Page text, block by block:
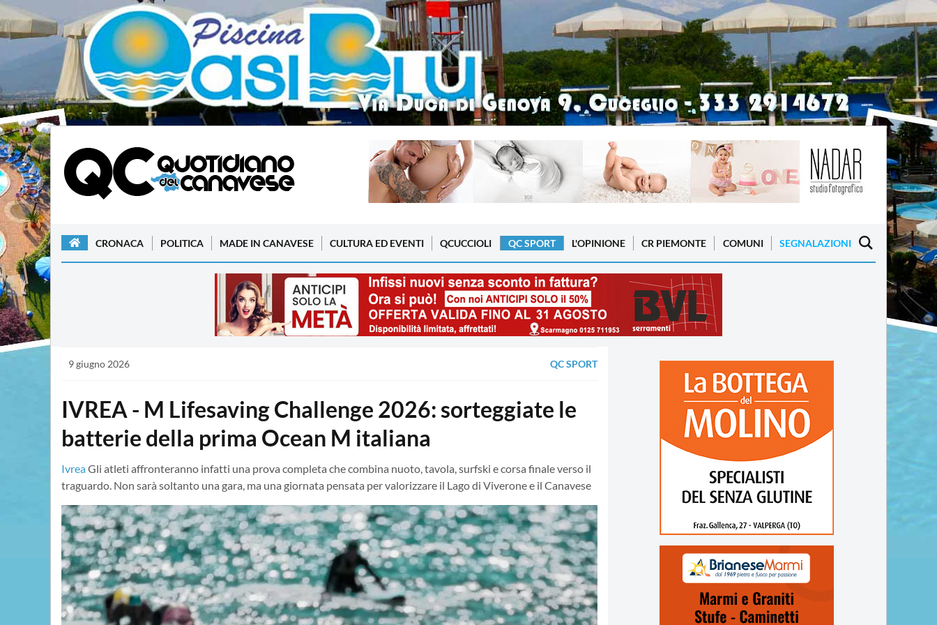
CRONACA POLITICA MADE IN CANAVESE CULTURA ED EVENTI QCUCCIOLI QC SPORT L'OPINIONE CR PIEMONTE COMUNI SEGNALAZIONI
9 giugno 2026 QC SPORT
IVREA - M Lifesaving Challenge 2026: sorteggiate le
batterie della prima Ocean M italiana
IvreaGli atleti affronteranno infatti una prova completa che combina nuoto, tavola, surfski e corsa finale verso il
traguardo. Non sarà soltanto una gara, ma una giornata pensata per valorizzare il Lago di Viverone e il Canavese